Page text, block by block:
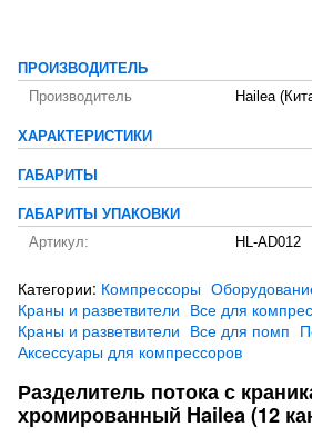
ПРОИЗВОДИТЕЛЬ
Производитель
Hailea
ХАРАКТЕРИСТИКИ
ГАБАРИТЫ
ГАБАРИТЫ УПАКОВКИ
Артикул:
HL-AD012
Категории: Компрессоры
Краны и разветвители Все для
Краны и разветвители Все для помп
Аксессуары для компрессоров
Разделитель потока с
хромированный Hailea (12